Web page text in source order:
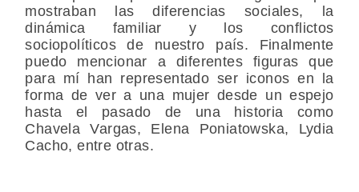
mostraban las diferencias sociales, la
dinámica familiar y los conflictos
sociopolíticos de nuestro país. Finalmente
puedo mencionar a diferentes figuras que
para mí han representado ser iconos en la
forma de ver a una mujer desde un espejo
hasta el pasado de una historia como
Chavela Vargas, Elena Poniatowska, Lydia
Cacho, entre otras.